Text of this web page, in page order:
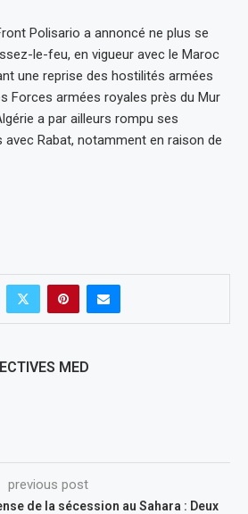
Polisario a annoncé ne plus se
le-feu, en vigueur avec le Maroc
une reprise des hostilités armées
Forces armées royales près du Mur
a par ailleurs rompu ses
Rabat, notamment en raison de
MED
previous post
de la sécession au Sahara : Deux